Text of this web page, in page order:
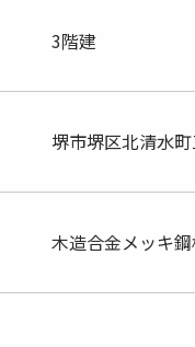
3階建
堺市堺区北清水
木造合金メッキ